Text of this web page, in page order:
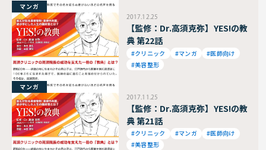
マンガ
2017.12.25
【監修：Dr.高須克弥】YES!の教
典 第22話
#クリニック #マンガ
#医師向け
#美容整形
マンガ
2017.11.25
【監修：Dr.高須克弥】YES!の教
典 第21話
#クリニック #マンガ
#医師向け
#美容整形